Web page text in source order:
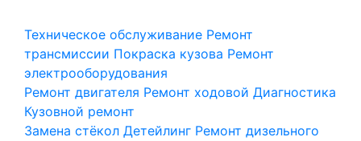
Техническое обслуживание Ремонт
трансмиссии Покраска кузова Ремонт
электрооборудования
Ремонт двигателя Ремонт ходовой Диагностика
Кузовной ремонт
Замена стёкол Детейлинг Ремонт дизельного